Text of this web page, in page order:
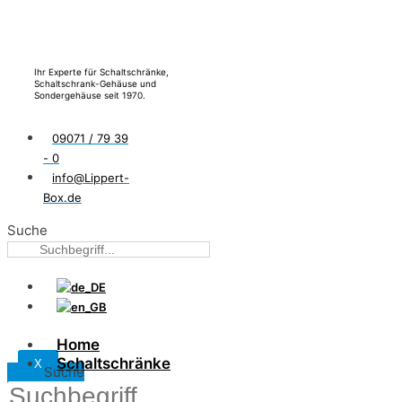
Ihr Experte für Schaltschränke,
Schaltschrank-Gehäuse und
Sondergehäuse seit 1970.
09071 / 79 39
- 0
info@Lippert-
Box.de
Suche
X
Home
Schaltschränke
Wandgehäuse LW
Suche